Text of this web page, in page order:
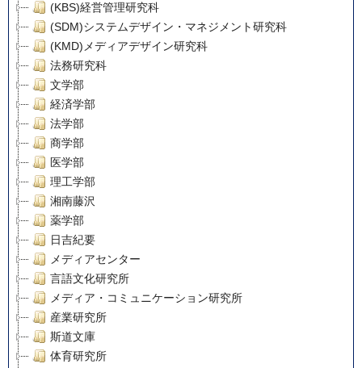
(KBS)経営管理研究科
(SDM)システムデザイン・マネジメント研究科
(KMD)メディアデザイン研究科
法務研究科
文学部
経済学部
法学部
商学部
医学部
理工学部
湘南藤沢
薬学部
日吉紀要
メディアセンター
言語文化研究所
メディア・コミュニケーション研究所
産業研究所
斯道文庫
体育研究所